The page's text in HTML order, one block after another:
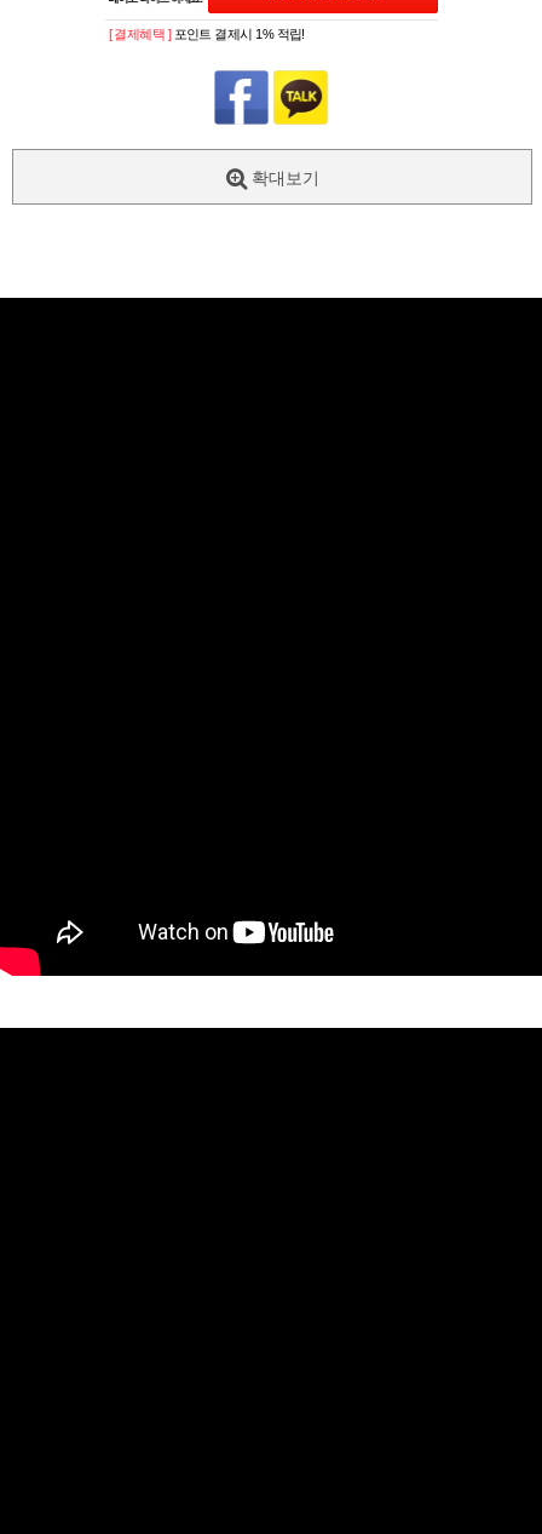
[ 결제혜택 ] 포인트 결제시 1% 적립!
확대보기